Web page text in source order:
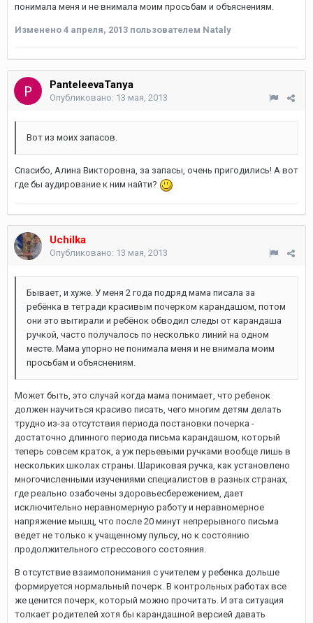
понимала меня и не внимала моим просьбам и объяснениям.
Изменено 4 апреля, 2013 пользователем Nataly
PanteleevaTanya
Опубликовано: 13 мая, 2013
Вот из моих запасов.
Спасибо, Алина Викторовна, за запасы, очень пригодились! А вот
где бы аудирование к ним найти?
Uchilka
Опубликовано: 13 мая, 2013
Бывает, и хуже. У меня 2 года подряд мама писала за
ребёнка в тетради красивым почерком карандашом, потом
они это вытирали и ребёнок обводил следы от карандаша
ручкой, часто получалось по несколько линий на одном
месте. Мама упорно не понимала меня и не внимала моим
просьбам и объяснениям.
Может быть, это случай когда мама понимает, что ребенок
должен научиться красиво писать, чего многим детям делать
трудно из-за отсутствия периода постановки почерка -
достаточно длинного периода письма карандашом, который
теперь совсем краток, а уж перьевыми ручками вообще лишь в
нескольких школах страны. Шариковая ручка, как установлено
многочисленными изучениями специалистов в разных странах,
где реально озабочены здоровьесбережением, дает
исключительно неравномерную работу и неравномерное
напряжение мышц, что после 20 минут непрерывного письма
ведет не только к учащенному пульсу, но к состоянию
продолжительного стрессового состояния.
В отсутствие взаимопонимания с учителем у ребенка дольше
формируется нормальный почерк. В контрольных работах все
же ценится почерк, который можно прочитать. И эта ситуация
толкает родителей хотя бы карандашной версией давать